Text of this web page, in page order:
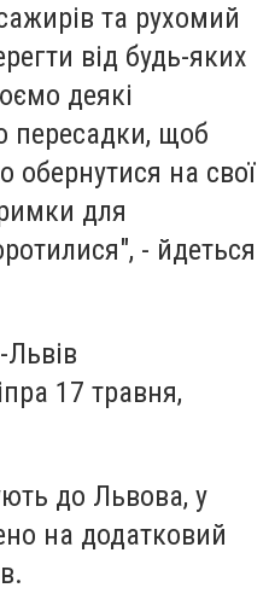
та рухомий
від будь-яких
деякі
пересадки, щоб
обернутися на свої
для
- йдеться
17 травня,
до Львова, у
на додатковий